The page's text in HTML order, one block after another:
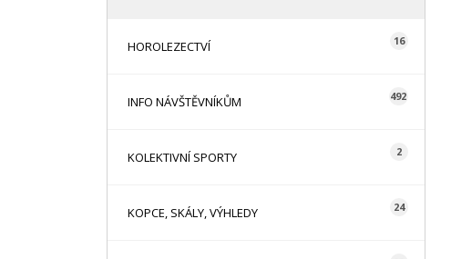
HOROLEZECTVÍ 16
INFO NÁVŠTĚVNÍKŮM 492
KOLEKTIVNÍ SPORTY 2
KOPCE, SKÁLY, VÝHLEDY 24